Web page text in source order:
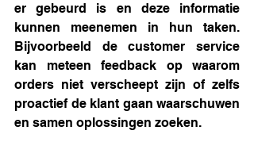
er gebeurd is en deze informatie
kunnen meenemen in hun taken.
Bijvoorbeeld de customer service
kan meteen feedback op waarom
orders niet verscheept zijn of zelfs
proactief de klant gaan waarschuwen
en samen oplossingen zoeken.